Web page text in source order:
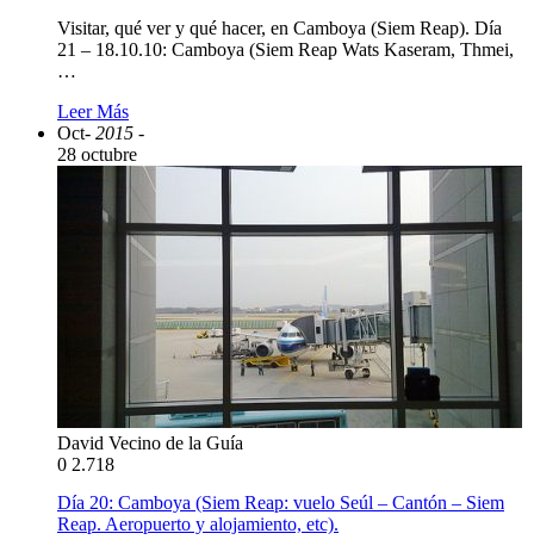
Visitar, qué ver y qué hacer, en Camboya (Siem Reap). Día
21 – 18.10.10: Camboya (Siem Reap Wats Kaseram, Thmei,
…
Leer Más
Oct- 2015 -
28 octubre
David Vecino de la Guía
0 2.718
Día 20: Camboya (Siem Reap: vuelo Seúl – Cantón – Siem
Reap. Aeropuerto y alojamiento, etc).